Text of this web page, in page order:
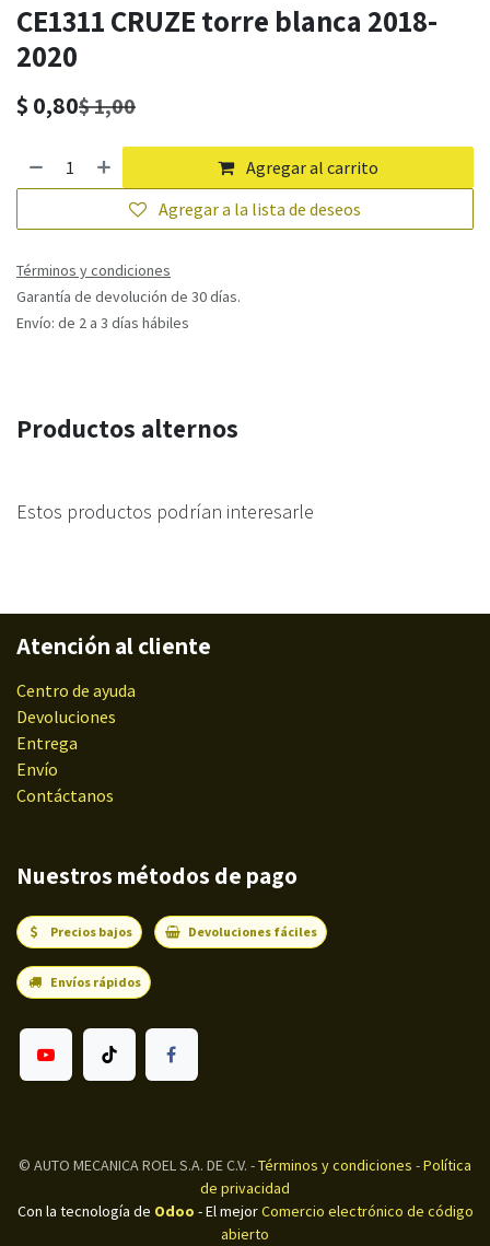
CE1311 CRUZE torre blanca 2018-
2020
$ 0,80$1,00
Agregar al carrito
Agregar a la lista de deseos
Términos y condiciones
Garantía de devolución de 30 días.
Envío: de 2 a 3 días hábiles
Productos alternos
Estos productos podrían interesarle
Atención al cliente
Centro de ayuda
Devoluciones
Entrega
Envío
Contáctanos
Nuestros métodos de pago
Precios bajos Devoluciones fáciles
Envíos rápidos
© AUTO MECANICA ROEL S.A. DE C.V. -Términos y condiciones -Política
de privacidad
Con la tecnología de Odoo - El mejorComercio electrónico de código
abierto